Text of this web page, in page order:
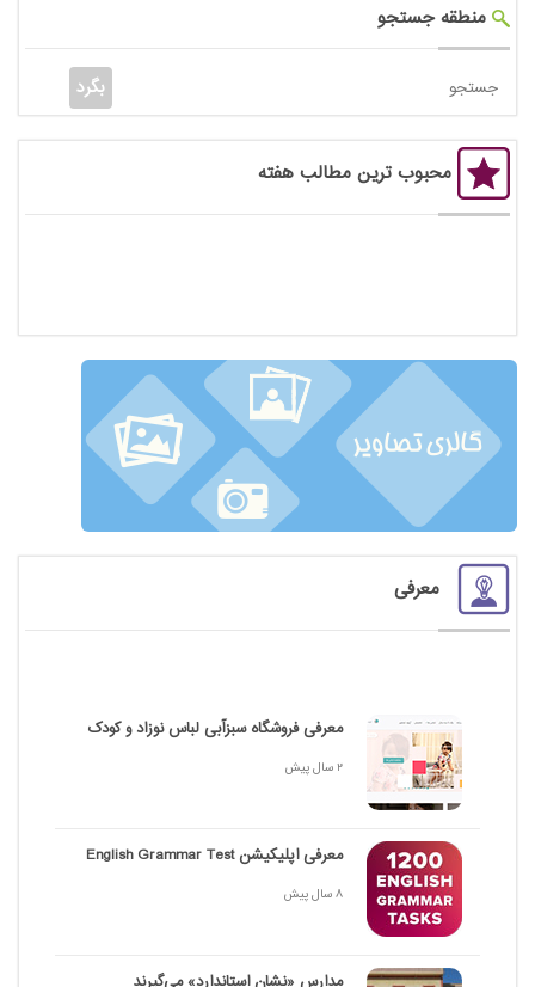
منطقه جستجو
محبوب ترین مطالب هفته
معرفی
معرفی فروشگاه سبزآبی لباس نوزاد و کودک
2 سال پیش
معرفی اپلیکیشن English Grammar Test
8 سال پیش